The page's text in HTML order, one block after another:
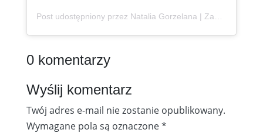
0 komentarzy
Wyślij komentarz
Twój adres e-mail nie zostanie opublikowany.
Wymagane pola są oznaczone*